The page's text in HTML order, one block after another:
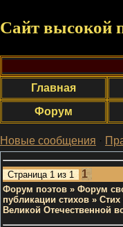
Сайт высокой
Главная
Форум
Новые сообщения ·
Страница 1 из 1 1
Форум поэтов » Форум
публикации стихов » Стих
Великой Отечественной